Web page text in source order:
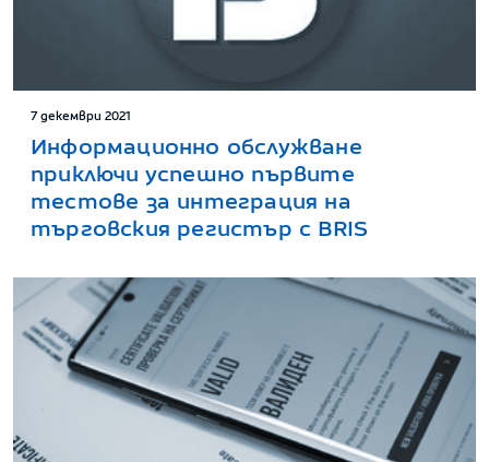
7 декември 2021
Информационно обслужване
приключи успешно първите
тестове за интеграция на
търговския регистър с BRIS